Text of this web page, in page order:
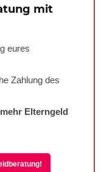
mit
eures
Zahlung des
mehr Elterngeld